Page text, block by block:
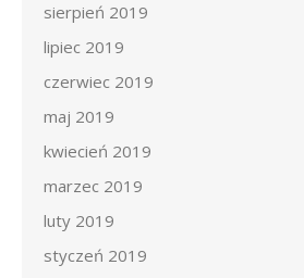
sierpień 2019
lipiec 2019
czerwiec 2019
maj 2019
kwiecień 2019
marzec 2019
luty 2019
styczeń 2019